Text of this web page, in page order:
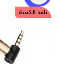
نافد الكمية